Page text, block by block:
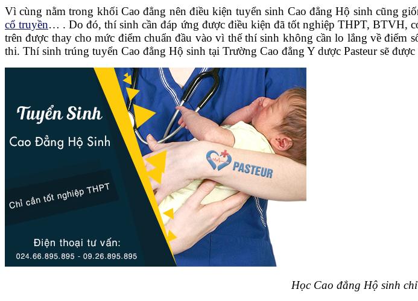
Vì cùng nằm trong khối Cao đẳng nên điều kiện tuyển sinh Cao đẳng Hộ sinh cũng
cổ truyền… . Do đó, thí sinh cần đáp ứng được điều kiện đã tốt nghiệp THPT, BTVH,
trên được thay cho mức điểm chuẩn đầu vào vì thế thí sinh không cần lo lắng về
thi. Thí sinh trúng tuyển Cao đẳng Hộ sinh tại Trường Cao đẳng Y dược Pasteur sẽ
Học Cao đẳng Hộ sinh